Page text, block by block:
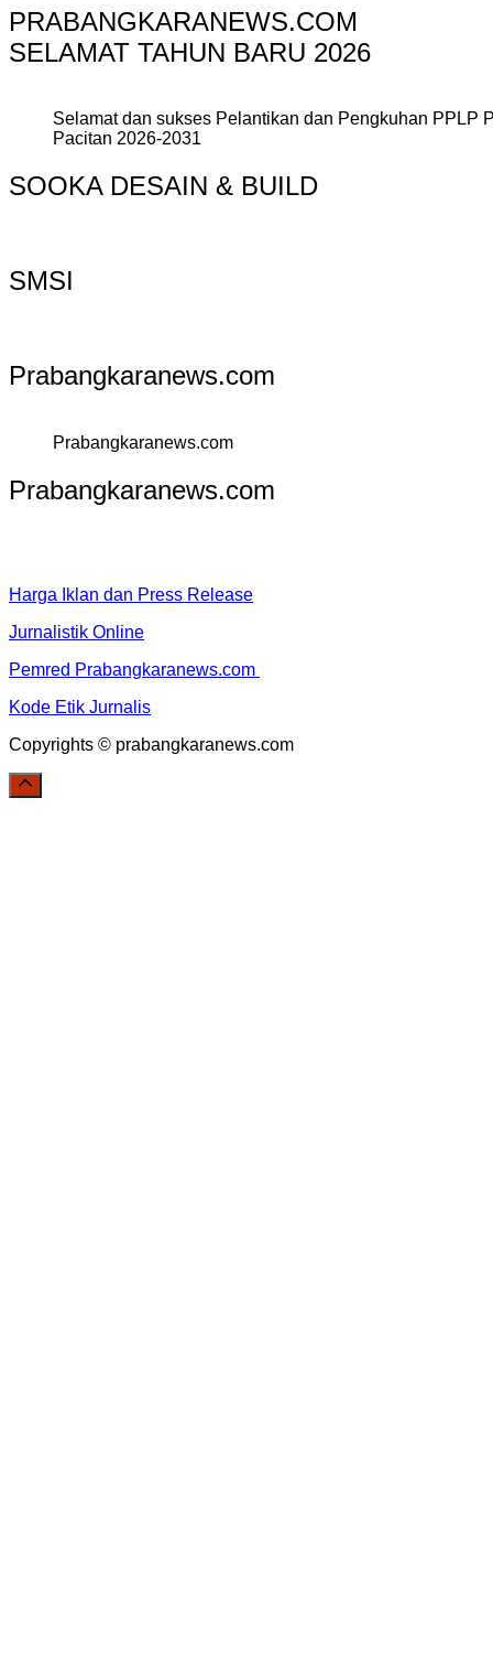
PRABANGKARANEWS.COM
SELAMAT TAHUN BARU 2026
Selamat dan sukses Pelantikan dan Pengkuhan PPLP
Pacitan 2026-2031
SOOKA DESAIN & BUILD
SMSI
Prabangkaranews.com
Prabangkaranews.com
Prabangkaranews.com
Harga Iklan dan Press Release
Jurnalistik Online
Pemred Prabangkaranews.com
Kode Etik Jurnalis
Copyrights © prabangkaranews.com